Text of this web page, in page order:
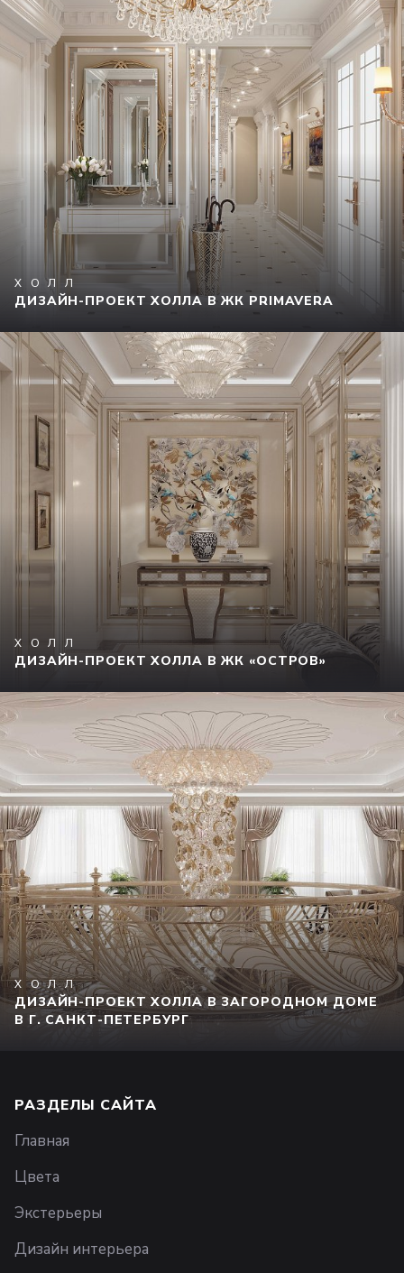
ХОЛЛ
ДИЗАЙН-ПРОЕКТ ХОЛЛА В ЖК PRIMAVERA
ХОЛЛ
ДИЗАЙН-ПРОЕКТ ХОЛЛА В ЖК «ОСТРОВ»
ХОЛЛ
ДИЗАЙН-ПРОЕКТ ХОЛЛА В ЗАГОРОДНОМ ДОМЕ
В Г. САНКТ-ПЕТЕРБУРГ
РАЗДЕЛЫ САЙТА
Главная
Цвета
Экстерьеры
Дизайн интерьера